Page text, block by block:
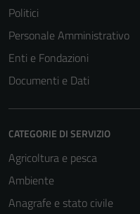
Politici
Personale Amministrativo
Enti e Fondazioni
Documenti e Dati
CATEGORIE DI SERVIZIO
Agricoltura e pesca
Ambiente
Anagrafe e stato civile